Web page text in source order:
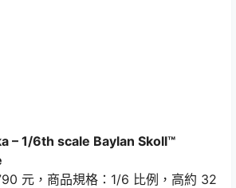
– 1/6th scale Baylan Skoll™
元，商品規格：1/6 比例，高約 32